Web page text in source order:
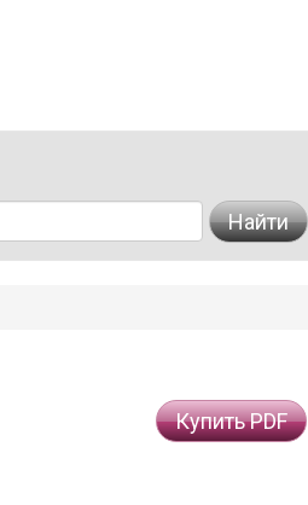
Найти
Купить PDF